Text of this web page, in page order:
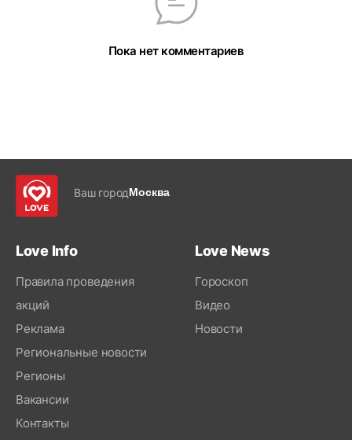
Пока нет комментариев
Ваш городМосква
Love Info
Правила проведения
акций
Реклама
Региональные новости
Регионы
Вакансии
Контакты
Love News
Гороскоп
Видео
Новости